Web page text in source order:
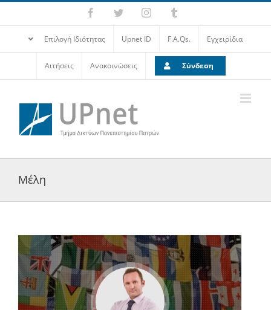
Επιλογή Ιδιότητας Upnet ID F.A.Qs. Εγχειρίδια
Αιτήσεις Ανακοινώσεις Σύνδεση
Μέλη